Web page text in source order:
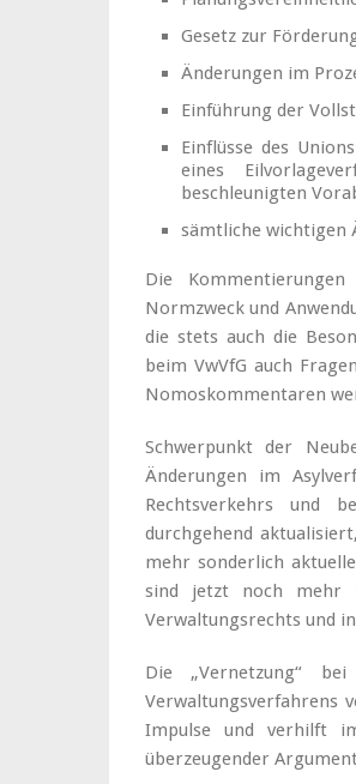
Gesetz zur
Änderungen im
Einführung der
Einflüsse des
eines
beschleunigten
sämtliche wichtigen
Die
Normzweck und
die stets auch die
beim VwVfG auch
Nomoskommentaren
Schwerpunkt der
Änderungen im
Rechtsverkehrs und
durchgehend
mehr sonderlich
sind jetzt noch mehr
Verwaltungsrechts und
Die „Vernetzung“
Verwaltungsverfahrens
Impulse und verhilft
überzeugender